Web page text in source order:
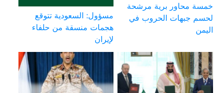
خمسة محاور برية مرشحة
لحسم جبهات الحروب في
اليمن
مسؤول: السعودية تتوقع
هجمات منسقة من حلفاء
لإيران